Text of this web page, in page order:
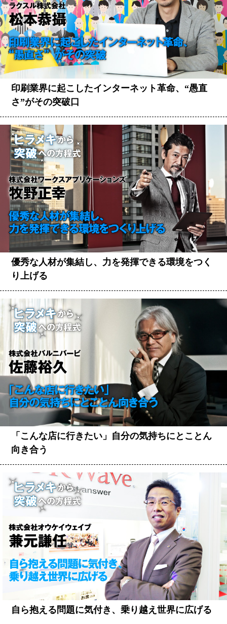
印刷業界に起こしたインターネット革命、“愚直
さ”がその突破口
優秀な人材が集結し、力を発揮できる環境をつく
り上げる
「こんな店に行きたい」自分の気持ちにとことん
向き合う
自ら抱える問題に気付き、乗り越え世界に広げる